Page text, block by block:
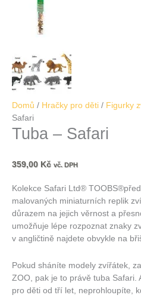
Domů / Hračky pro děti / Figurky
Safari
Tuba – Safari
359,00 Kč vč. DPH
Kolekce Safari Ltd®
malovaných miniaturních replik
důrazem na jejich věrnost a
umožňuje lépe rozpoznat znaky
v angličtině najdete obvykle na
Pokud sháníte modely zvířátek,
ZOO, pak je to právě tuba Safari.
pro děti od tří let, neprohloupíte,